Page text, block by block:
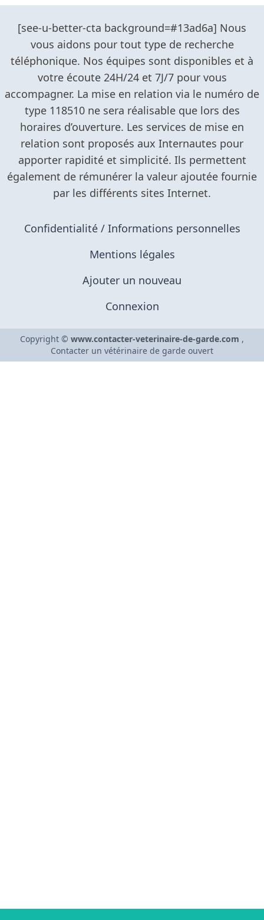
Confidentialité / Informations personnelles
Mentions légales
Ajouter un nouveau
Connexion
Copyright © www.contacter-veterinaire-de-garde.com ,
Contacter un vétérinaire de garde ouvert